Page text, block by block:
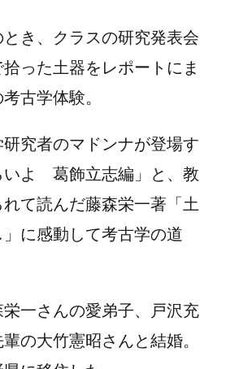
き、クラスの研究発表会
った土器をレポートにま
古学体験。
究者のマドンナが登場す
いよ 葛飾立志編」と、教
て読んだ藤森栄一著「土
に感動して考古学の道
一さんの愛弟子、戸沢充
の大竹憲昭さんと結婚。